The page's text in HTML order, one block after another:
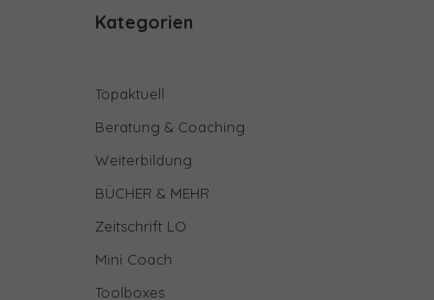
Kategorien
Topaktuell
Beratung & Coaching
Weiterbildung
BÜCHER & MEHR
Zeitschrift LO
Mini Coach
Toolboxes